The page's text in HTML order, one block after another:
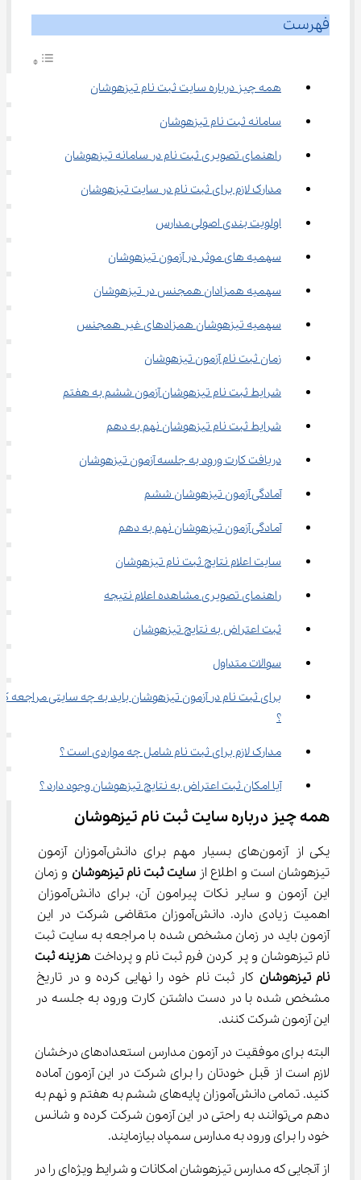
فهرست
همه چیز درباره سایت ثبت نام تیزهوشان
سامانه ثبت نام تیزهوشان
راهنمای تصویری ثبت نام در سامانه تیزهوشان
مدارک لازم برای ثبت نام در سایت تیزهوشان
اولویت بندی اصولی مدارس
سهمیه ‌های موثر در آزمون تیزهوشان
سهمیه همزادان همجنس در تیزهوشان
سهمیه تیزهوشان همزادهای غیر همجنس
زمان ثبت نام آزمون تیزهوشان
شرایط ثبت نام تیزهوشان آزمون ششم به هفتم
شرایط ثبت نام تیزهوشان نهم به دهم
دریافت کارت ورود به جلسه آزمون تیزهوشان
آمادگی آزمون تیزهوشان ششم
آمادگی آزمون تیزهوشان نهم به دهم
سایت اعلام نتایج ثبت نام تیزهوشان
راهنمای تصویری مشاهده اعلام نتیجه
ثبت اعتراض به نتایج تیزهوشان
سوالات متداول
برای ثبت نام در آزمون تیزهوشان باید به چه سایتی مراجعه
؟
مدارک لازم برای ثبت نام شامل چه مواردی است ؟
آیا امکان ثبت اعتراض به نتایج تیزهوشان وجود دارد ؟
همه چیز درباره سایت ثبت نام تیزهوشان
یکی از آزمون‌های بسیار مهم برای دانش‌آموزان آزمون
تیزهوشان است و اطلاع از سایت ثبت نام تیزهوشان و زمان
این آزمون و سایر نکات پیرامون آن، برای دانش‌آموزان
اهمیت زیادی دارد. دانش‌آموزان متقاضی شرکت در این
آزمون باید در زمان مشخص شده با مراجعه به سایت ثبت
نام تیزهوشان و پر کردن فرم ثبت نام و پرداخت هزینه ثبت
نام تیزهوشان کار ثبت نام خود را نهایی کرده و در تاریخ
مشخص شده با در دست داشتن کارت ورود به جلسه در
این آزمون شرکت کنند.
البته برای موفقیت در آزمون مدارس استعدادهای درخشان
لازم است از قبل خودتان را برای شرکت در این آزمون آماده
کنید. تمامی دانش‌آموزان پایه‌های ششم به هفتم و نهم به
دهم می‌توانند به راحتی در این آزمون شرکت کرده و شانس
خود را برای ورود به مدارس سمپاد بیازمایند.
از آنجایی که مدارس تیزهوشان امکانات و شرایط ویژه‌ای را در